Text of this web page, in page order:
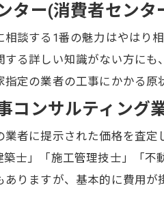
ター(消費者センタ
談する1番の魅力はやはり
る詳しい知識がない方にも
定の業者の工事にかかる原
コンサルティング
者に提示された価格を査定
士」「施工管理技士」「不
りますが、基本的に費用が